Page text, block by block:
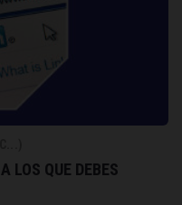
LOS QUE DEBES